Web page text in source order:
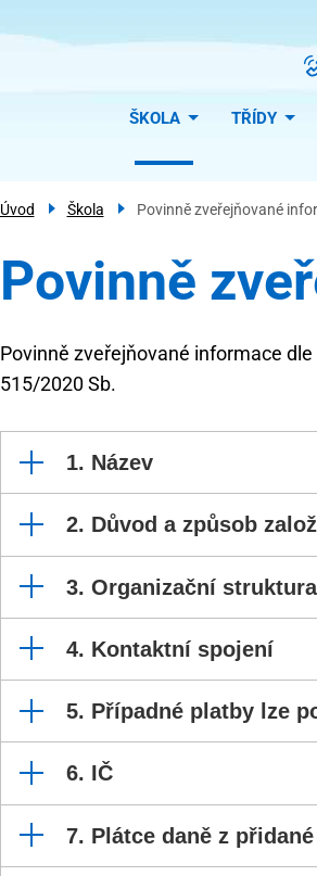
Menu
navigace
ŠKOLA TŘÍDY
Úvod Škola Povinně zveřejňované
Povinně
Povinně zveřejňované informace
515/2020 Sb.
Název
Důvod a způsob
Organizační struktura
Kontaktní spojení
Případné platby lze
IČ
Plátce daně z